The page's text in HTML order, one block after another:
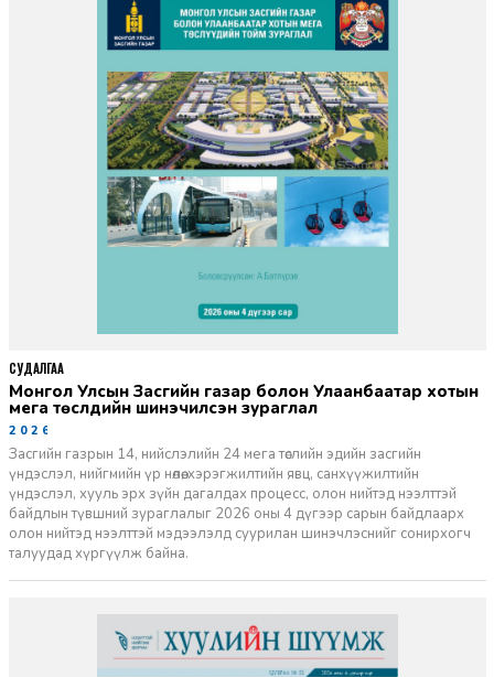
Монгол Улсын Засгийн газар болон Улаанбаатар хотын
мега төслүүдийн шинэчилсэн зураглал
2026-06-29
Засгийн газрын 14, нийслэлийн 24 мега төслийн эдийн засгийн
үндэслэл, нийгмийн үр нөлөө, хэрэгжилтийн явц, санхүүжилтийн
үндэслэл, хууль эрх зүйн дагалдах процесс, олон нийтэд нээлттэй
байдлын түвшний зураглалыг 2026 оны 4 дүгээр сарын байдлаарх
олон нийтэд нээлттэй мэдээлэлд суурилан шинэчлэснийг сонирхогч
талуудад хүргүүлж байна.
СУДАЛГАА